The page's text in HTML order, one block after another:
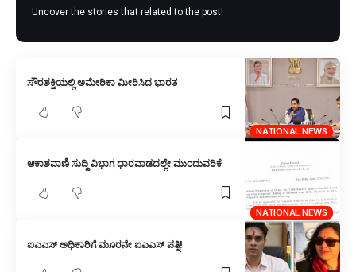
Uncover the stories that related to the post!
NATIONAL NEWS
ಸೌರಶಕ್ತಿಯಲ್ಲಿ ಅಮೇರಿಕಾ ಮೀರಿಸಿದ ಭಾರತ
NATIONAL NEWS
ಆಕಾಶವಾಣಿ ಸುದ್ದಿ ವಿಭಾಗ ಧಾರವಾಡದಲ್ಲೇ ಮುಂದುವರಿಕೆ
ಐಎಎಸ್ ಅಧಿಕಾರಿಗೆ ಮೂರನೇ ಐಎಎಸ್ ಪತ್ನಿ!